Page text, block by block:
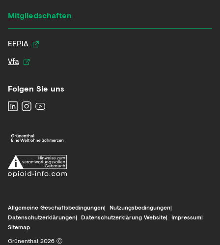
Mitgliedschaften
EFPIA
Vfa
Folgen Sie uns
Grünenthal 2026 Ⓒ
Allgemeine Geschäftsbedingungen
Nutzungsbedingungen
Datenschutzerklärungen
Datenschutzerklärung Website
Impressum
Sitemap